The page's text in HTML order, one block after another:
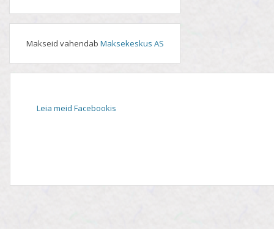
Makseid vahendab Maksekeskus AS
Leia meid Facebookis